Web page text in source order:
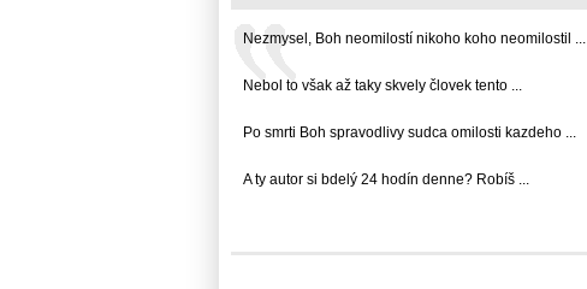
Nezmysel, Boh neomilostí nikoho koho neomilostil ...
Nebol to však až taky skvely človek tento ...
Po smrti Boh spravodlivy sudca omilosti kazdeho ...
A ty autor si bdelý 24 hodín denne? Robíš ...